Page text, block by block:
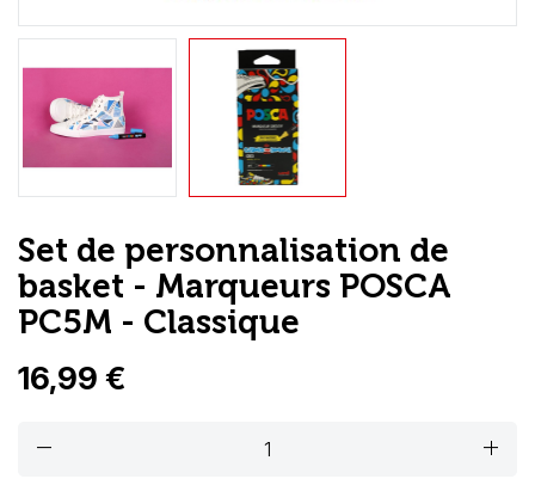
Set de personnalisation de
basket - Marqueurs POSCA
PC5M - Classique
16,99 €
remove add